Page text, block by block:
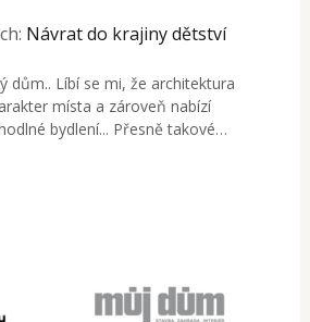
: Návrat do krajiny dětství
dům.. Líbí se mi, že architektura
místa a zároveň nabízí
bydlení... Přesně takové…